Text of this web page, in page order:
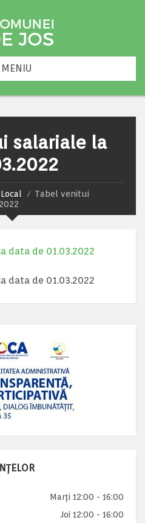
MENIU
salariale la
Tabel venitui
data de 01.03.2022
data de 01.03.2022
Marți 12:00 - 16:00
Joi 12:00 - 16:00